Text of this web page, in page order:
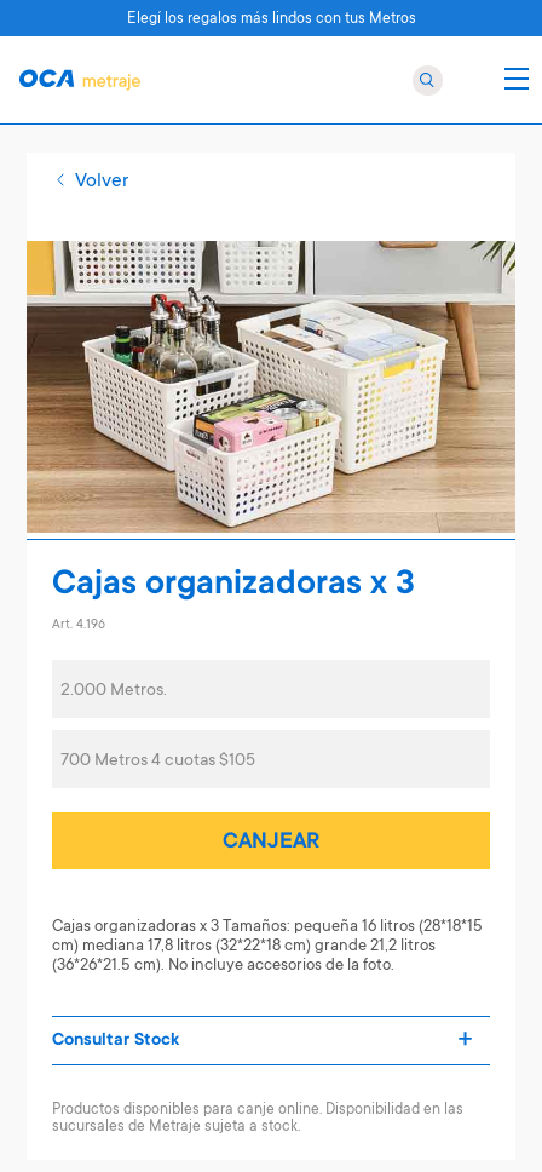
Volver
Cajas organizadoras x 3
Art. 4.196
2.000 Metros.
700 Metros 4 cuotas $105
CANJEAR
Cajas organizadoras x 3 Tamaños: pequeña 16 litros (28*18*15
cm) mediana 17,8 litros (32*22*18 cm) grande 21,2 litros
(36*26*21.5 cm). No incluye accesorios de la foto.
Consultar Stock
Productos disponibles para canje online. Disponibilidad en las
sucursales de Metraje sujeta a stock.
Elegí los regalos más lindos con tus Metros